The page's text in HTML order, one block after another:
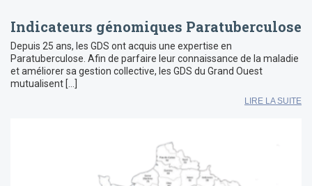
Indicateurs génomiques Paratuberculose
Depuis 25 ans, les GDS ont acquis une expertise en
Paratuberculose. Afin de parfaire leur connaissance de la maladie
et améliorer sa gestion collective, les GDS du Grand Ouest
mutualisent […]
LIRE LA SUITE